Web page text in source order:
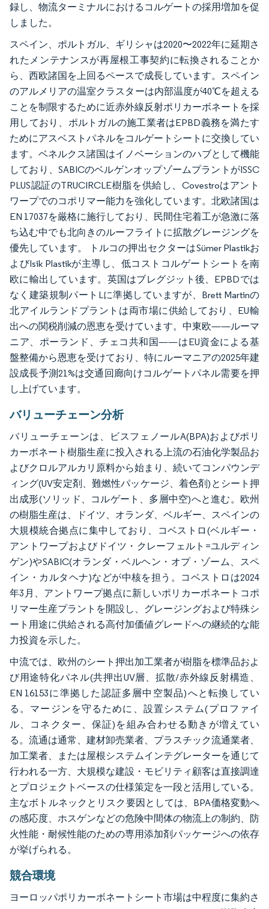
録し、物流ターミナルにおけるコルゲートの採用増加を促
しました。
スペイン、ポルトガル、ギリシャは2020〜2022年に延期さ
れたメンテナンスが再屋根工事契約に転換されることか
ら、西欧諸国を上回るペースで成長しています。スペイン
のアルメリアの温室クラスターは内部温度が40℃を超える
ことを制限するために近赤外線反射ポリカーボネートを採
用しており、ポルトガルの施工業者はEPBD義務を満たす
ためにアスベストパネルをコルゲートシートに交換してい
ます。ベネルクス諸国はイノベーションのハブとして機能
しており、SABICのベルゲンオップゾームプラントがISSC
PLUS認証のTRUCIRCLE樹脂を供給し、Covestroはアント
ワープでのコポリマー能力を強化しています。北欧諸国は
EN 17037を厳格に施行しており、民間住宅着工が急激に落
ち込む中でも北向きのルーフライトに拡散グレージングを
優先しています。 トルコの押出セクターはSümer Plastikお
よびIsik Plastikが主導し、低コストコルゲートシートを南
欧に輸出しています。英国はブレグジット後、EPBDでは
なく建築規制パートLに準拠していますが、Brett Martinの
北アイルランドプラントは両市場に供給しており、EU輸
出への関税削減の恩恵を受けています。中東欧——ルーマ
ニア、ポーランド、チェコ共和国——はEU資金による基
盤整備から恩恵を受けており、特にルーマニアの2025年建
設成長予測21%は交通回廊向けコルゲートパネル需要を押
し上げています。
バリューチェーン分析
バリューチェーンは、ビスフェノールA(BPA)およびポリ
カーボネート樹脂生産に投入される上流の石油化学製品お
よびクロルアルカリ原料から始まり、続いてコンパウンデ
ィング(UV安定剤、難燃性パッケージ、着色剤)とシート押
出成形(ソリッド、コルゲート、多層中空)へと進む。欧州
の樹脂生産は、ドイツ、オランダ、ベルギー、スペインの
大規模統合拠点に集中しており、コベストロ(ベルギー・
アントワープおよびドイツ・クレーフェルト=ユルディン
ゲン)やSABIC(オランダ・ベルヘン・オプ・ゾーム、スペ
イン・カルタヘナ)などが中核を担う。コベストロは2024
年3月、アントワープ拠点に新しいポリカーボネートコポ
リマー生産プラントを開設し、グレージングおよび特殊シ
ート用途に供給される高付加価値グレードへの継続的な能
力投資を示した。
中流では、欧州のシート押出加工業者が樹脂を標準品およ
び用途特化パネル(共押出UV層、拡散/赤外線反射構造、
EN 16153に準拠した認証多層中空製品)へと転換してい
る。マージンを守るために、設置システム(プロファイ
ル、コネクター、保証)を組み合わせる動きが増えてい
る。流通は通常、建材卸売業者、プラスチック流通業者、
加工業者、または屋根システムインテグレーターを通じて
行われる一方、大規模な建設・モビリティ顧客は直接調達
とプロジェクトベースの仕様策定を一段と活用している。
主なボトルネックとリスク要因としては、BPA価格変動へ
の感応度、ホスゲンなどの危険中間体の物流上の制約、防
火性能・耐候性能のための専用添加剤パッケージへの依存
が挙げられる。
競合環境
ヨーロッパポリカーボネートシート市場は中程度に集約さ